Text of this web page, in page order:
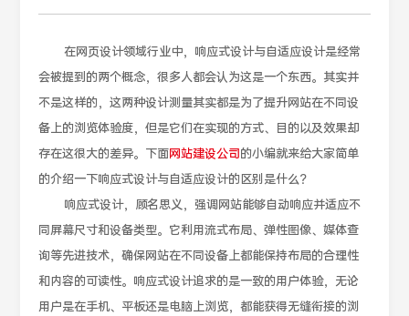
在网页设计领域行业中，响应式设计与自适应设计是经常
会被提到的两个概念，很多人都会认为这是一个东西。其实并
不是这样的，这两种设计测量其实都是为了提升网站在不同设
备上的浏览体验度，但是它们在实现的方式、目的以及效果却
存在这很大的差异。下面网站建设公司的小编就来给大家简单
的介绍一下响应式设计与自适应设计的区别是什么？
响应式设计，顾名思义，强调网站能够自动响应并适应不
同屏幕尺寸和设备类型。它利用流式布局、弹性图像、媒体查
询等先进技术，确保网站在不同设备上都能保持布局的合理性
和内容的可读性。响应式设计追求的是一致的用户体验，无论
用户是在手机、平板还是电脑上浏览，都能获得无缝衔接的浏